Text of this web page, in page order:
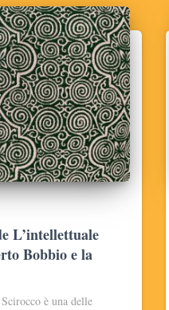
L’intellettuale
Bobbio e la
è una delle